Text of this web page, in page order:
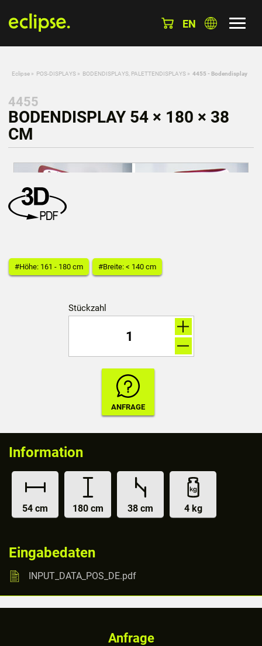
EN
Eclipse » POS-DISPLAYS » BODENDISPLAYS, PALETTENDISPLAYS » 4455 - Bodendisplay
4455
BODENDISPLAY 54 × 180 × 38
CM
#Höhe: 161 - 180 cm #Breite: < 140 cm
Stückzahl
Information
54 cm 180 cm 38 cm 4 kg
Eingabedaten
INPUT_DATA_POS_DE.pdf
Anfrage